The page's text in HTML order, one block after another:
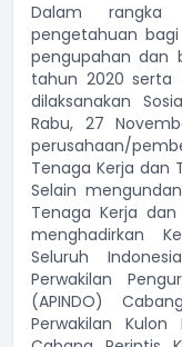
Dalam rangka
pengetahuan
pengupahan dan
tahun 2020 serta
dilaksanakan
Rabu, 27
perusahaan/
Tenaga Kerja dan
Selain
Tenaga Kerja dan
menghadirkan
Seluruh
Perwakilan
(APINDO)
Perwakilan Kulon